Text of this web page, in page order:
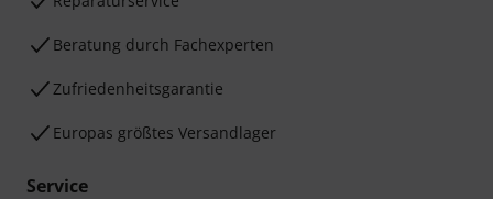
Beratung durch Fachexperten
Zufriedenheitsgarantie
Europas größtes Versandlager
Service